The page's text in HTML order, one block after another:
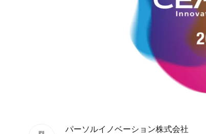
パーソルイノベーション株式会社